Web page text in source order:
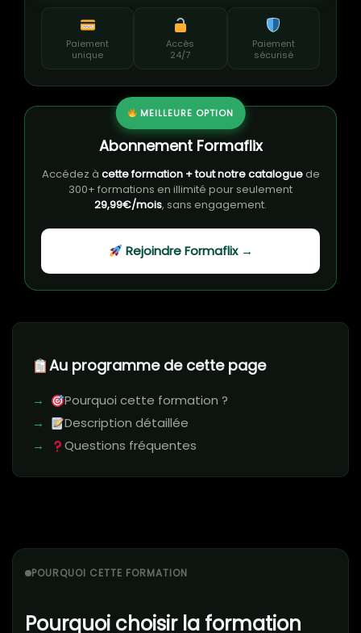
Au programme de cette page
Pourquoi cette formation ?
Description détaillée
Questions fréquentes
POURQUOI CETTE FORMATION
Pourquoi choisir la formation
Paiement
unique
Accès
24/7
Paiement
sécurisé
MEILLEURE OPTION
Abonnement Formaflix
Accédez à cette formation + tout notre cataloguede
300+ formations en illimité pour seulement
29,99€/mois, sans engagement.
Rejoindre Formaflix →